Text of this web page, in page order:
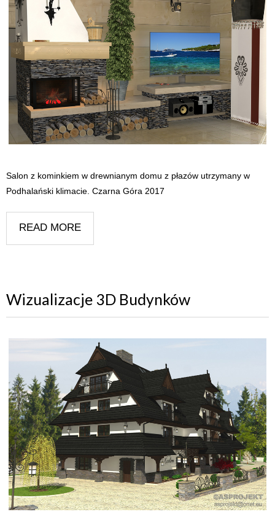
Salon z kominkiem w drewnianym domu z płazów utrzymany w
Podhalański klimacie. Czarna Góra 2017
READ MORE
Wizualizacje 3D Budynków